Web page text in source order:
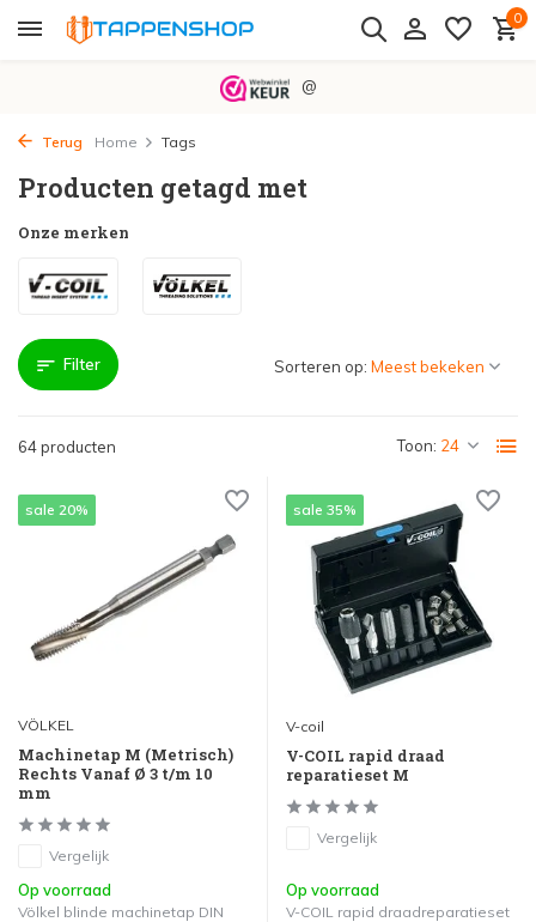
0
@
Terug Home Tags
Producten getagd met
Onze merken
Filter
64 producten Toon:
Sorteren op:
sale 20%
VÖLKEL
Machinetap M (Metrisch)
Rechts Vanaf Ø 3 t/m 10
mm
Vergelijk
Op voorraad
Völkel blinde machinetap DIN
sale 35%
V-coil
V-COIL rapid draad
reparatieset M
Vergelijk
Op voorraad
V-COIL rapid draadreparatieset